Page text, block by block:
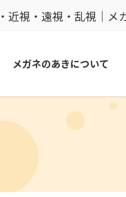
近視・遠視・乱視｜メ
メガネのあきについて